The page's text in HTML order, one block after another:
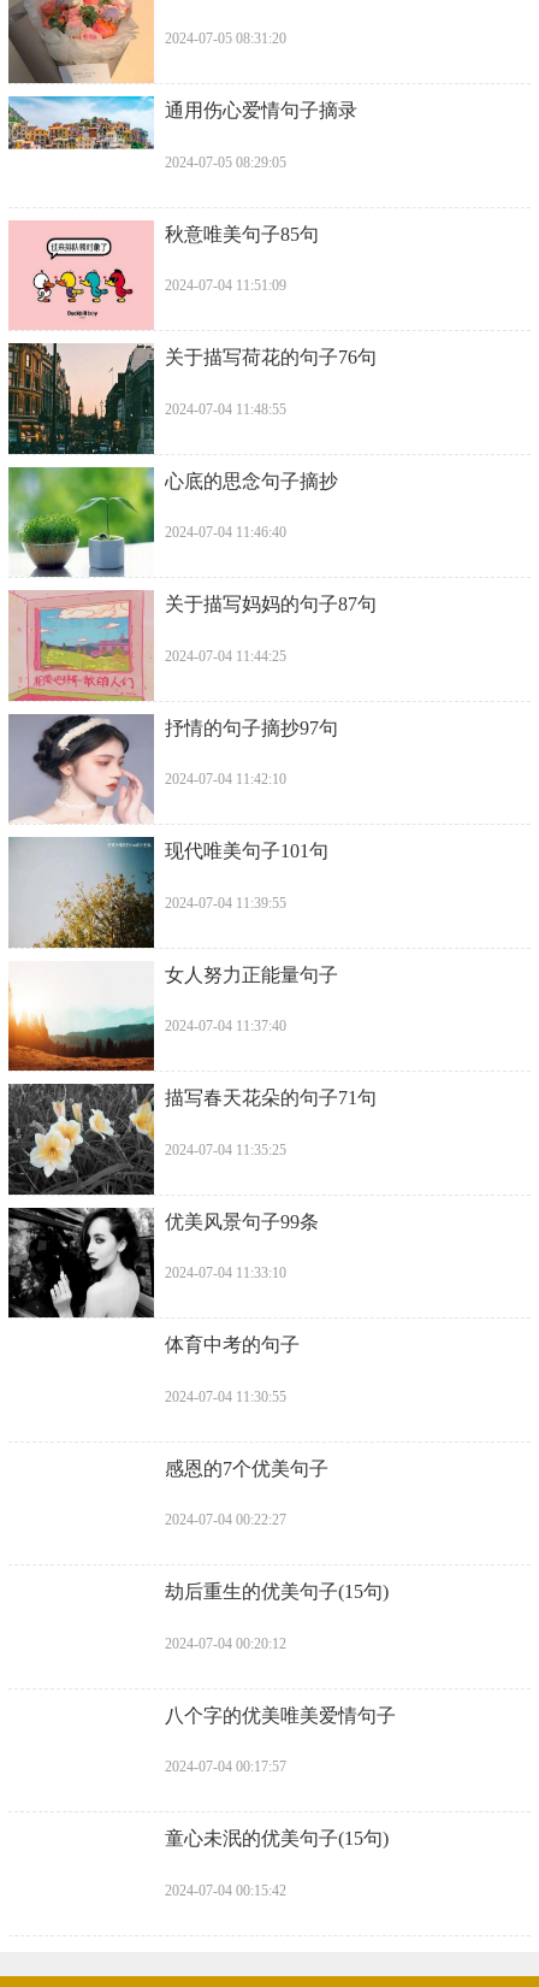
2024-07-05 08:31:20
​通用伤心爱情句子摘录
2024-07-05 08:29:05
​秋意唯美句子85句
2024-07-04 11:51:09
​关于描写荷花的句子76句
2024-07-04 11:48:55
​心底的思念句子摘抄
2024-07-04 11:46:40
​关于描写妈妈的句子87句
2024-07-04 11:44:25
​抒情的句子摘抄97句
2024-07-04 11:42:10
​现代唯美句子101句
2024-07-04 11:39:55
​女人努力正能量句子
2024-07-04 11:37:40
​描写春天花朵的句子71句
2024-07-04 11:35:25
​优美风景句子99条
2024-07-04 11:33:10
​体育中考的句子
2024-07-04 11:30:55
​感恩的7个优美句子
2024-07-04 00:22:27
​劫后重生的优美句子(15句)
2024-07-04 00:20:12
​八个字的优美唯美爱情句子
2024-07-04 00:17:57
​童心未泯的优美句子(15句)
2024-07-04 00:15:42